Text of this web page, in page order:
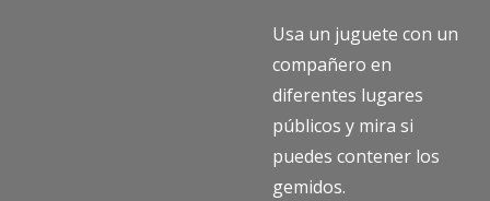
Usa un juguete con un
compañero en
diferentes lugares
públicos y mira si
puedes contener los
gemidos.